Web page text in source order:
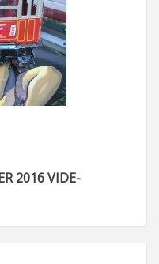
2016 VIDE-